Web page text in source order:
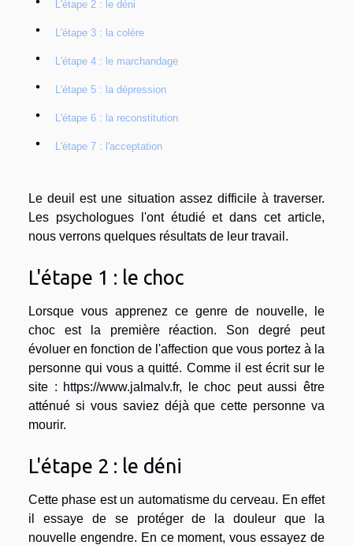
L'étape 2 : le déni
L'étape 3 : la colère
L'étape 4 : le marchandage
L'étape 5 : la dépression
L'étape 6 : la reconstitution
L'étape 7 : l'acceptation
Le deuil est une situation assez difficile à traverser.
Les psychologues l'ont étudié et dans cet article,
nous verrons quelques résultats de leur travail.
L'étape 1 : le choc
Lorsque vous apprenez ce genre de nouvelle, le
choc est la première réaction. Son degré peut
évoluer en fonction de l'affection que vous portez à la
personne qui vous a quitté. Comme il est écrit sur le
site : https://www.jalmalv.fr, le choc peut aussi être
atténué si vous saviez déjà que cette personne va
mourir.
L'étape 2 : le déni
Cette phase est un automatisme du cerveau. En effet
il essaye de se protéger de la douleur que la
nouvelle engendre. En ce moment, vous essayez de